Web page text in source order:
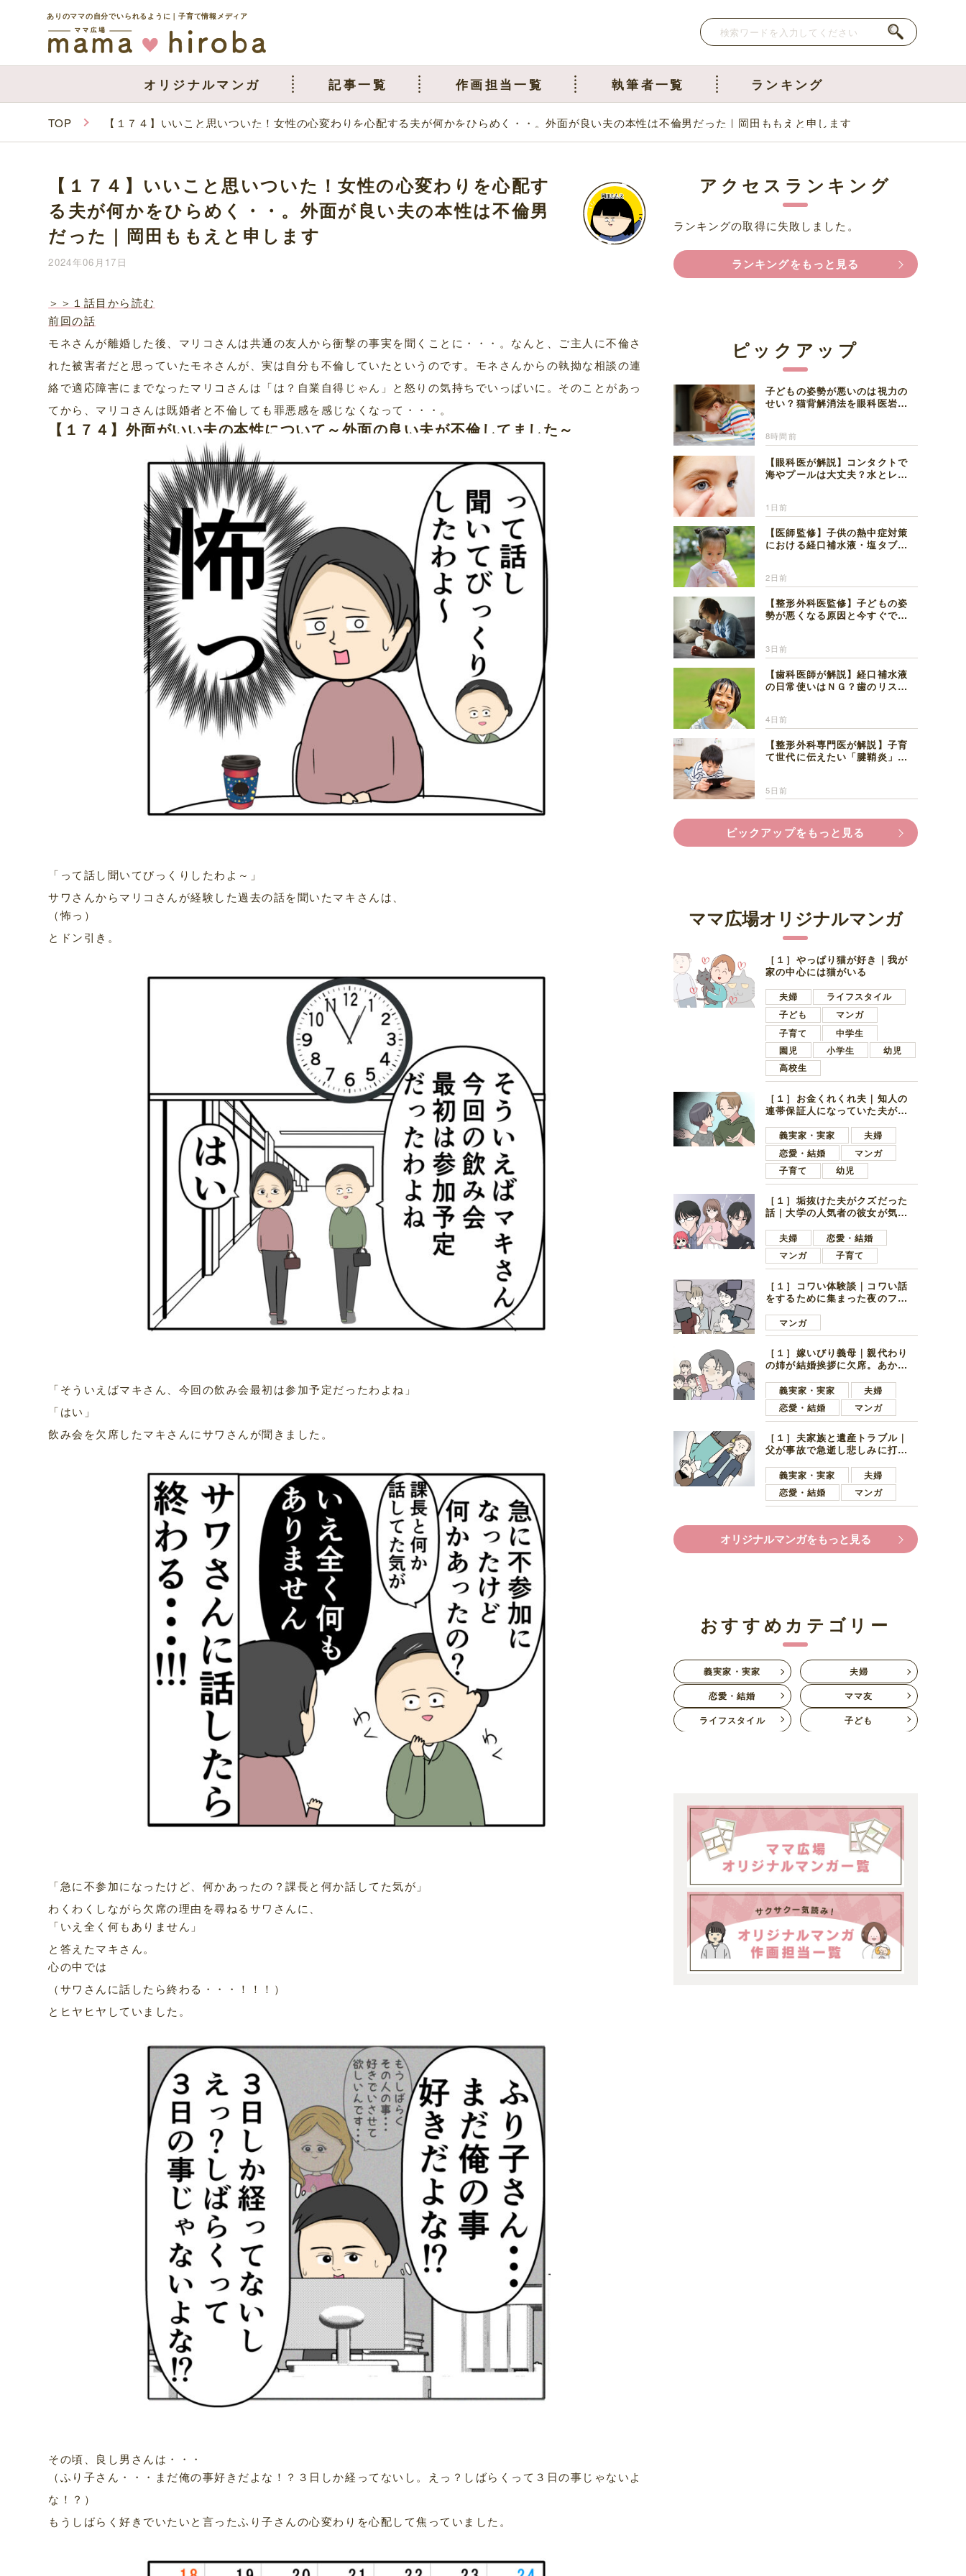
ありのママの自分でいられるように｜子育て情報メディア
オリジナルマンガ 記事一覧 作画担当一覧 執筆者一覧 ランキング
TOP 【１７４】いいこと思いついた！女性の心変わりを心配する夫が何かをひらめく・・。外面が良い夫の本性は不倫男だった｜岡田ももえと申します
【１７４】いいこと思いついた！女性の心変わりを心配す
る夫が何かをひらめく・・。外面が良い夫の本性は不倫男
だった｜岡田ももえと申します
2024年06月17日
＞＞１話目から読む
前回の話
モネさんが離婚した後、マリコさんは共通の友人から衝撃の事実を聞くことに・・・。なんと、ご主人に不倫さ
れた被害者だと思っていたモネさんが、実は自分も不倫していたというのです。モネさんからの執拗な相談の連
絡で適応障害にまでなったマリコさんは「は？自業自得じゃん」と怒りの気持ちでいっぱいに。そのことがあっ
てから、マリコさんは既婚者と不倫しても罪悪感を感じなくなって・・・。
【１７４】外面がいい夫の本性について～外面の良い夫が不倫してました～
「って話し聞いてびっくりしたわよ～」
サワさんからマリコさんが経験した過去の話を聞いたマキさんは、
（怖っ）
とドン引き。
「そういえばマキさん、今回の飲み会最初は参加予定だったわよね」
「はい」
飲み会を欠席したマキさんにサワさんが聞きました。
「急に不参加になったけど、何かあったの？課長と何か話してた気が」
わくわくしながら欠席の理由を尋ねるサワさんに、
「いえ全く何もありません」
と答えたマキさん。
心の中では
（サワさんに話したら終わる・・・！！！）
とヒヤヒヤしていました。
その頃、良し男さんは・・・
（ふり子さん・・・まだ俺の事好きだよな！？３日しか経ってないし。えっ？しばらくって３日の事じゃないよ
な！？）
もうしばらく好きでいたいと言ったふり子さんの心変わりを心配して焦っていました。
アクセスランキング
ランキングの取得に失敗しました。
ランキングをもっと見る
ピックアップ
子どもの姿勢が悪いのは視力の
せい？猫背解消法を眼科医岩見
8時間前
【眼科医が解説】コンタクトで
海やプールは大丈夫？水とレン
1日前
【医師監修】子供の熱中症対策
における経口補水液・塩タブレ
2日前
【整形外科医監修】子どもの姿
勢が悪くなる原因と今すぐでき
3日前
【歯科医師が解説】経口補水液
の日常使いはＮＧ？歯のリスク
4日前
【整形外科専門医が解説】子育
て世代に伝えたい「腱鞘炎」の
5日前
ピックアップをもっと見る
ママ広場オリジナルマンガ
［１］やっぱり猫が好き｜我が
家の中心には猫がいる
夫婦
ライフスタイル
子ども
マンガ
子育て
中学生
園児
小学生
幼児
高校生
［１］お金くれくれ夫｜知人の
連帯保証人になっていた夫が家
言ってきた
義実家・実家
夫婦
恋愛・結婚
マンガ
子育て
幼児
［１］垢抜けた夫がクズだった
話｜大学の人気者の彼女が気に
子学生
夫婦
恋愛・結婚
マンガ
子育て
［１］コワい体験談｜コワい話
をするために集まった夜のファ
好きの男の子ママ
マンガ
［１］嫁いびり義母｜親代わり
の姉が結婚挨拶に欠席。あから
義実家・実家
夫婦
恋愛・結婚
マンガ
［１］夫家族と遺産トラブル｜
父が事故で急逝し悲しみに打ち
ます夫
義実家・実家
夫婦
恋愛・結婚
マンガ
オリジナルマンガをもっと見る
おすすめカテゴリー
義実家・実家
夫婦
恋愛・結婚
ママ友
ライフスタイル
子ども